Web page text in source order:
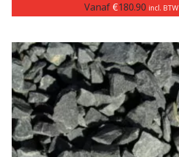
Vanaf €180.90 incl. BTW